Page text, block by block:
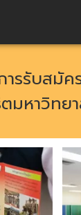
ารรับสมั
มหาวิทย